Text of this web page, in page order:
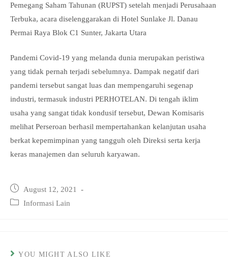
Pemegang Saham Tahunan (RUPST) setelah menjadi Perusahaan
Terbuka, acara diselenggarakan di Hotel Sunlake Jl. Danau
Permai Raya Blok C1 Sunter, Jakarta Utara
Pandemi Covid-19 yang melanda dunia merupakan peristiwa
yang tidak pernah terjadi sebelumnya. Dampak negatif dari
pandemi tersebut sangat luas dan mempengaruhi segenap
industri, termasuk industri PERHOTELAN. Di tengah iklim
usaha yang sangat tidak kondusif tersebut, Dewan Komisaris
melihat Perseroan berhasil mempertahankan kelanjutan usaha
berkat kepemimpinan yang tangguh oleh Direksi serta kerja
keras manajemen dan seluruh karyawan.
Post
published:
August 12, 2021
Post Informasi Lain
YOU MIGHT ALSO LIKE